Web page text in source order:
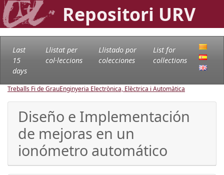
Repositori URV
Last
15
days
Llistat per
col·leccions
Llistado por
colecciones
List for
collections
Treballs Fi de GrauEnginyeria Electrònica, Elèctrica i Automàtica
Diseño e Implementación
de mejoras en un
ionómetro automático